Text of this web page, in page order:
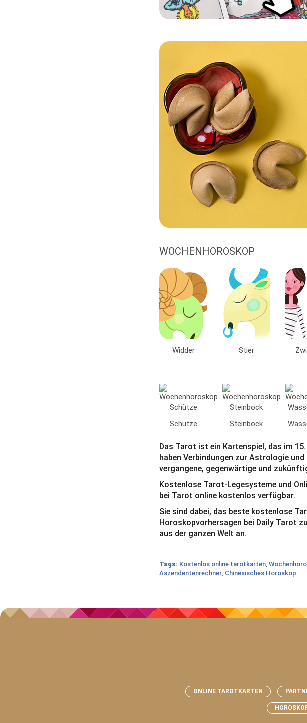
WOCHENHOROSKOP
Widder Stier
Schütze Steinbock
Das Tarot ist ein Kartenspiel, das im
haben Verbindungen zur Astrologie
vergangene, gegenwärtige und
Kostenlose Tarot-Legesysteme und
bei Tarot online kostenlos verfügbar.
Sie sind dabei, das beste kostenlose
Horoskopvorhersagen bei Daily Tarot
aus der ganzen Welt an.
Tags: Kostenlos online tarotkarten,
Aszendentenrechner, Chinesisches Horoskop
ONLINE TAROTKARTEN